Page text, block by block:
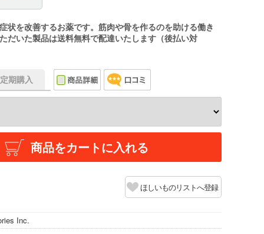
状を改善するお薬です。筋肉や骨を作るのを助ける働き
だいた製品は送料無料で配達いたします（後払い対
期購入
商品をカートに入れる
ほしいものリストへ登録
Inc.